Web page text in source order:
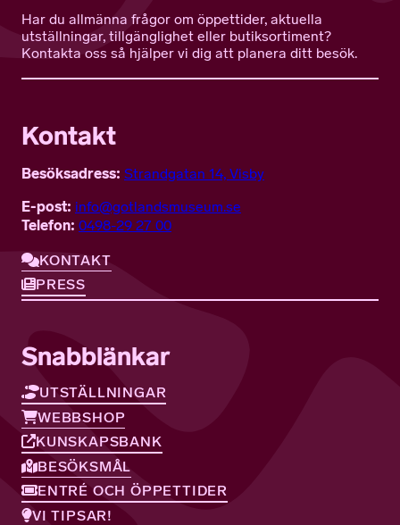
Har du allmänna frågor om öppettider, aktuella
utställningar, tillgänglighet eller butiksortiment?
Kontakta oss så hjälper vi dig att planera ditt besök.
Kontakt
Besöksadress: Strandgatan 14, Visby
E-post: info@gotlandsmuseum.se
Telefon: 0498-29 27 00
KONTAKT
PRESS
Snabblänkar
UTSTÄLLNINGAR
WEBBSHOP
KUNSKAPSBANK
BESÖKSMÅL
ENTRÉ OCH ÖPPETTIDER
VI TIPSAR!